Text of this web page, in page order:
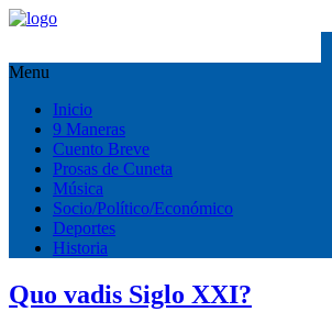
Menu
Inicio
9 Maneras
Cuento Breve
Prosas de Cuneta
Música
Socio/Político/Económico
Deportes
Historia
Quo vadis Siglo XXI?